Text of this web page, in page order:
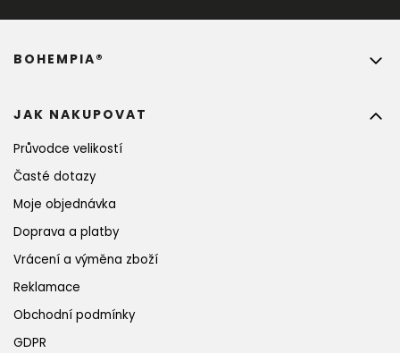
JAK NAKUPOVAT
Průvodce velikostí
Časté dotazy
Moje objednávka
Doprava a platby
Vrácení a výměna zboží
Reklamace
Obchodní podmínky
GDPR
BOHEMPIA®